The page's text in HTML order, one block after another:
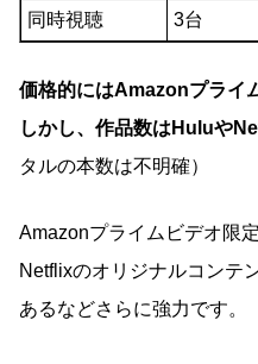
同時視聴 3台
価格的にはAmazonプライ
しかし、作品数はHuluや
タルの本数は不明確）
Amazonプライムビデオ限
Netflixのオリジナルコンテ
あるなどさらに強力です。